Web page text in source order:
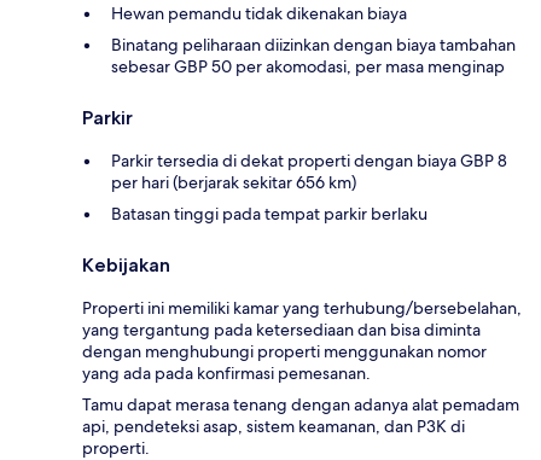
Hewan pemandu tidak dikenakan biaya
Binatang peliharaan diizinkan dengan biaya tambahan
sebesar GBP 50 per akomodasi, per masa menginap
Parkir
Parkir tersedia di dekat properti dengan biaya GBP 8
per hari (berjarak sekitar 656 km)
Batasan tinggi pada tempat parkir berlaku
Kebijakan
Properti ini memiliki kamar yang terhubung/bersebelahan,
yang tergantung pada ketersediaan dan bisa diminta
dengan menghubungi properti menggunakan nomor
yang ada pada konfirmasi pemesanan.
Tamu dapat merasa tenang dengan adanya alat pemadam
api, pendeteksi asap, sistem keamanan, dan P3K di
properti.